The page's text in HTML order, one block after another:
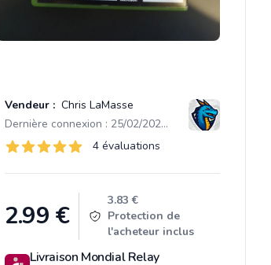
Vendeur : Chris LaMasse
Dernière connexion : 25/02/2024 20:26
Évaluations
4 sur 5 étoiles 4 évaluations
Product information
2.99 €
3.83 €
Protection de
l'acheteur inclus
Livraison Mondial Relay